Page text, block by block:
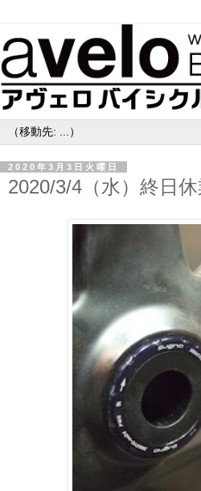
2020年3月3日火曜日
2020/3/4（水）終日